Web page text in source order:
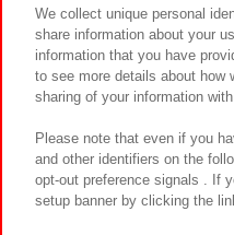
We collect unique personal
share information about your
information that you have
to see more details about how
sharing of your information
Please note that even if you
and other identifiers on the
opt-out preference signals . If
setup banner by clicking the